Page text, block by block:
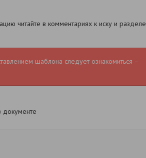
читайте в комментариях к иску и разделе
шаблона следует ознакомиться –
документе